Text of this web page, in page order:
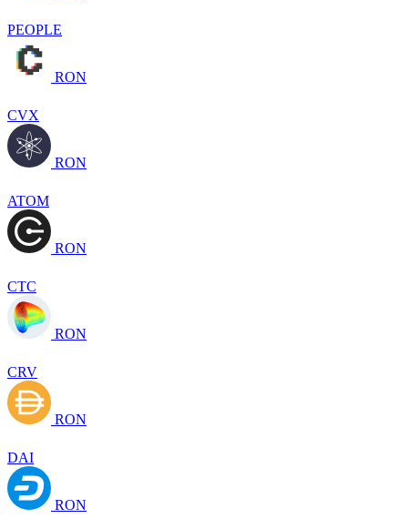
PEOPLE
RON
CVX
RON
ATOM
RON
CTC
RON
CRV
RON
DAI
RON